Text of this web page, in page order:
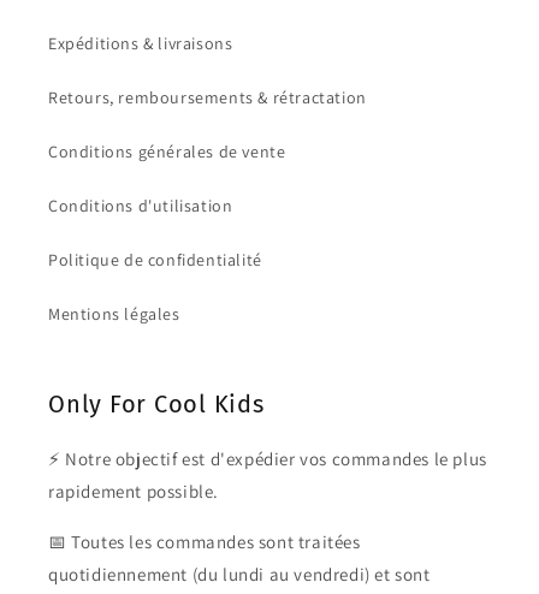
Expéditions & livraisons
Retours, remboursements & rétractation
Conditions générales de vente
Conditions d'utilisation
Politique de confidentialité
Mentions légales
Only For Cool Kids
⚡ Notre objectif est d'expédier vos commandes le plus
rapidement possible.
📅 Toutes les commandes sont traitées
quotidiennement (du lundi au vendredi) et sont